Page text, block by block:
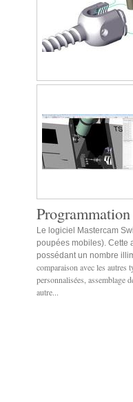
Le logiciel Mastercam
poupées mobiles). Cette
possédant un nombre
comparaison avec les autres
personnalisées, assemblage
autre...